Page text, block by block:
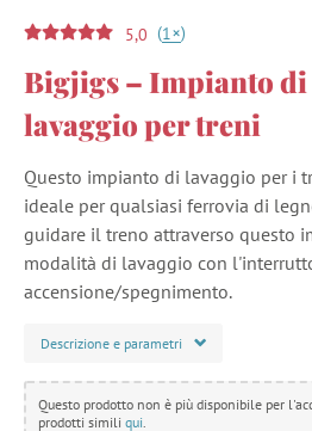
5,0 (1+)
Bigjigs – Impianto di
lavaggio per treni
Questo impianto di lavaggio per i
ideale per qualsiasi ferrovia di
guidare il treno attraverso questo
modalità di lavaggio con
accensione/spegnimento.
Descrizione e parametri
Questo prodotto non è più disponibile per
prodotti simili qui